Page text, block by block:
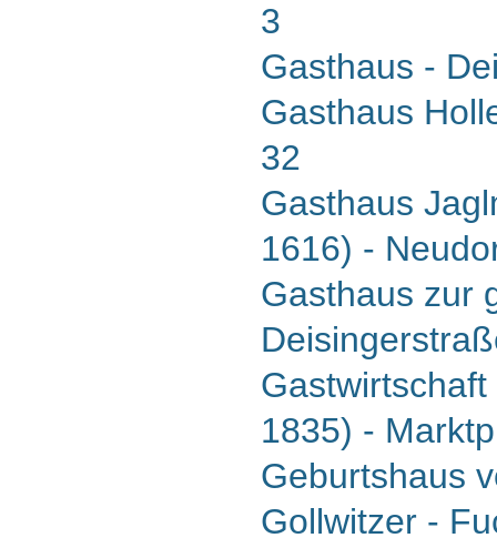
3
Gasthaus -
Gasthaus
32
Gasthaus
1616) -
Gasthaus zur
1835) -
Geburtshaus
Gollwitzer -